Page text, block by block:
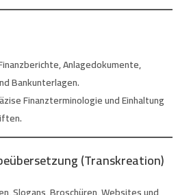
Anlagedokumente,
Bankunterlagen.
Finanzterminologie und Einhaltung
(Transkreation)